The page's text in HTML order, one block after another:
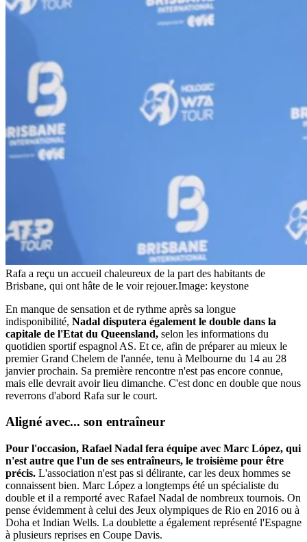
Rafa a reçu un accueil chaleureux de la part des habitants de
Brisbane, qui ont hâte de le voir rejouer.Image: keystone
En manque de sensation et de rythme après sa longue
indisponibilité, Nadal disputera également le double dans la
capitale de l'Etat du Queensland, selon les informations du
quotidien sportif espagnol AS. Et ce, afin de préparer au mieux le
premier Grand Chelem de l'année, tenu à Melbourne du 14 au 28
janvier prochain. Sa première rencontre n'est pas encore connue,
mais elle devrait avoir lieu dimanche. C'est donc en double que nous
reverrons d'abord Rafa sur le court.
Aligné avec... son entraîneur
Pour l'occasion, Rafael Nadal fera équipe avec Marc López, qui
n'est autre que l'un de ses entraîneurs, le troisième pour être
précis. L'association n'est pas si délirante, car les deux hommes se
connaissent bien. Marc López a longtemps été un spécialiste du
double et il a remporté avec Rafael Nadal de nombreux tournois. On
pense évidemment à celui des Jeux olympiques de Rio en 2016 ou à
Doha et Indian Wells. La doublette a également représenté l'Espagne
à plusieurs reprises en Coupe Davis.